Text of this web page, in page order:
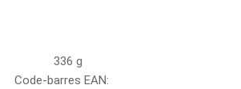
336 g
Code-barres EAN: